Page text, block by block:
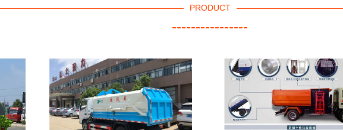
PRODUCT
----------------